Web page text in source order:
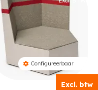
Excl. btw
Excl. btw
Configureerbaar